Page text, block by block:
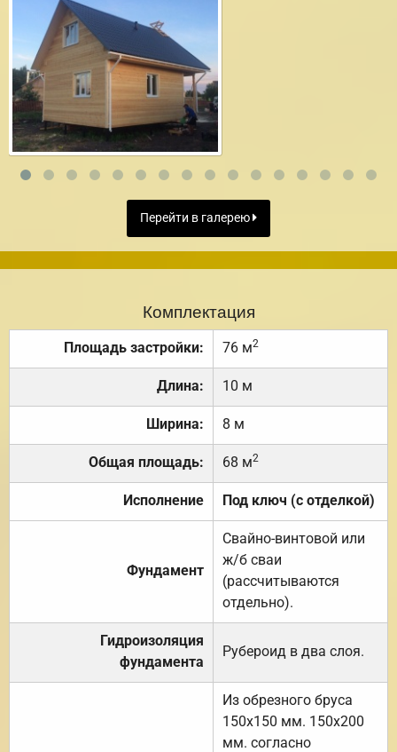
Перейти в галерею
Комплектация
Площадь застройки: 76 м2
Длина: 10 м
Ширина: 8 м
Общая площадь: 68 м2
Исполнение Под ключ (с отделкой)
Фундамент
Свайно-винтовой или
ж/б сваи
(рассчитываются
отдельно).
Гидроизоляция
фундамента
Рубероид в два слоя.
Из обрезного бруса
150х150 мм. 150х200
мм. согласно